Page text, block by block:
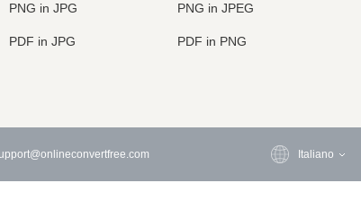
PNG in JPG PNG in JPEG
PDF in JPG PDF in PNG
Italiano